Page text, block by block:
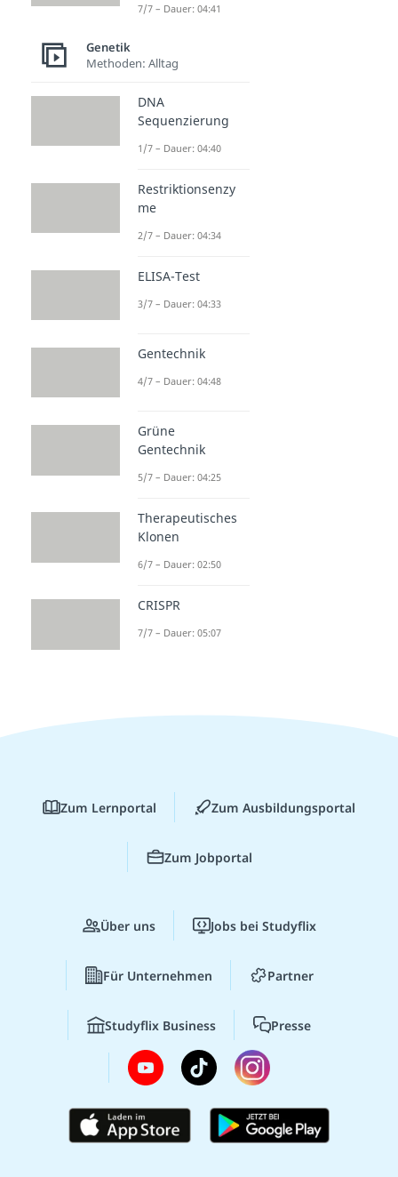
7/7 – Dauer: 04:41
Genetik
Methoden: Alltag
DNA
Sequenzierung
1/7 – Dauer: 04:40
Restriktionsenzy
me
2/7 – Dauer: 04:34
ELISA-Test
3/7 – Dauer: 04:33
Gentechnik
4/7 – Dauer: 04:48
Grüne
Gentechnik
5/7 – Dauer: 04:25
Therapeutisches
Klonen
6/7 – Dauer: 02:50
CRISPR
7/7 – Dauer: 05:07
Zum Lernportal Zum Ausbildungsportal
Zum Jobportal
Über uns Jobs bei Studyflix
Für Unternehmen Partner
Studyflix Business Presse